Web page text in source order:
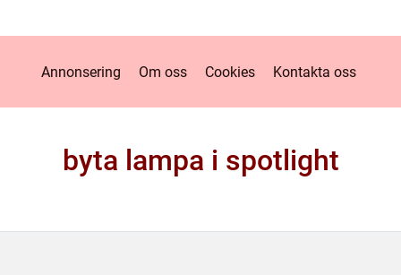
Annonsering Om oss Cookies Kontakta oss
byta lampa i spotlight